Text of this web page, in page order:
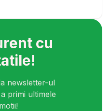
cu
newsletter-ul
primi ultimele